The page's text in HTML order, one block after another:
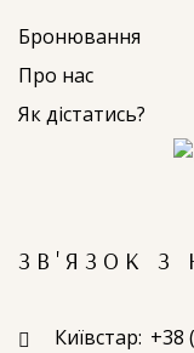
Бронювання
Про нас
Як дістатись?
ЗВ'ЯЗОК З
Київстар: +38